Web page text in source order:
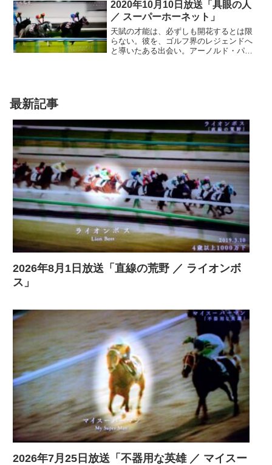
来を切り拓いた。もし今を生きていた
ら、あの天才は、何を見せてくれただろ
う？
2020年10月10日放送「具眼の人
／ スーパーホーネット」
天賦の才能は、必ずしも開花するとは限
らない。彼を、ゴルフ界のレジェンドへ
と導いたある出会い。アーノルド・パー
最新記事
2026年8月1日放送「直線の荒野 ／ ライオンボ
ス」
2026年7月25日放送「不器用な英雄 ／ マイスー